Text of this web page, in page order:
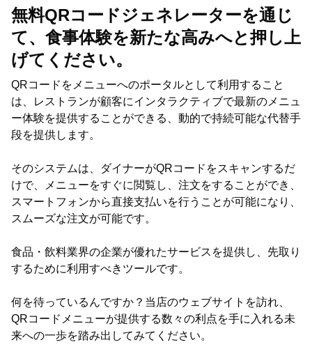
無料QRコードジェネレーターを通じ
て、食事体験を新たな高みへと押し上
げてください。
QRコードをメニューへのポータルとして利用すること
は、レストランが顧客にインタラクティブで最新のメニュ
ー体験を提供することができる、動的で持続可能な代替手
段を提供します。
そのシステムは、ダイナーがQRコードをスキャンするだ
けで、メニューをすぐに閲覧し、注文をすることができ、
スマートフォンから直接支払いを行うことが可能になり、
スムーズな注文が可能です。
食品・飲料業界の企業が優れたサービスを提供し、先取り
するために利用すべきツールです。
何を待っているんですか？当店のウェブサイトを訪れ、
QRコードメニューが提供する数々の利点を手に入れる未
来への一歩を踏み出してみてください。